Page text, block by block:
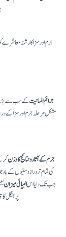
جرم اور سزا کا رشتہ معاشرے
جرائم انسانیتکے سب سے بڑے
مشکل مرحلہ جرم اور سزا کے
جرم کے آثار ونتائج کا وزن
کی تمام ترد راز دستیوں کے
جب تک دنیا اسانبیائی میزان
پر جنگل